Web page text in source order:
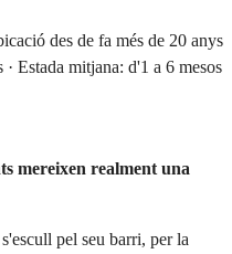
des de fa més de 20 anys
· Estada mitjana: d'1 a 6 mesos
mereixen realment una
pel seu barri, per la